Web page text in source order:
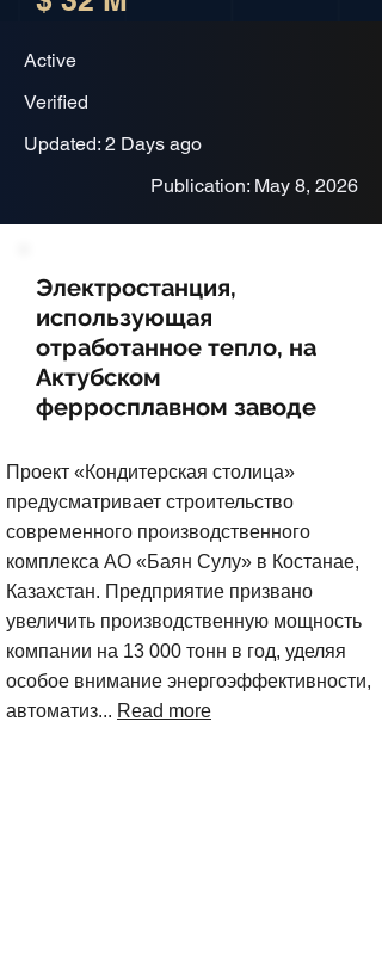
Active
Verified
Updated: 2 Days ago
Publication: May 8, 2026
Электростанция,
использующая
отработанное тепло, на
Актубском
ферросплавном заводе
Проект «Кондитерская столица»
предусматривает строительство
современного производственного
комплекса АО «Баян Сулу» в Костанае,
Казахстан. Предприятие призвано
увеличить производственную мощность
компании на 13 000 тонн в год, уделяя
особое внимание энергоэффективности,
автоматиз... Read more